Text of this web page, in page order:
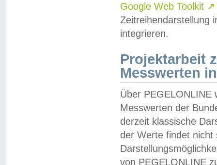
Google Web Toolkit ↗
Zeitreihendarstellung
integrieren.
Projektarbeit
Messwerten
Über PEGELONLINE
Messwerten der
derzeit klassische
der Werte findet
von PEGELONLINE